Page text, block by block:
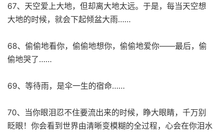
67、天空爱上大地，但却离大地太远。于是，每当天空想
大地的时候，就会下起倾盆大雨……
68、偷偷地看你，偷偷地想你，偷偷地爱你——最后，偷
偷地哭了……
69、等待雨，是伞一生的宿命……
70、当你眼泪忍不住要流出来的时候，睁大眼睛，千万别
眨眼！你会看到世界由清晰变模糊的全过程，心会在你泪水